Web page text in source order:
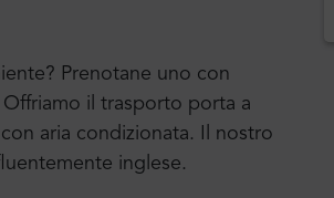
Prenotane uno con
il trasporto porta a
aria condizionata. Il nostro
inglese.